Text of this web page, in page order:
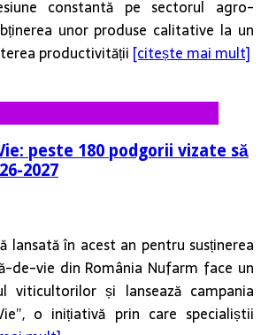
constantă pe sectorul agro-
unor produse calitative la un
productivității [citește mai mult]
peste 180 podgorii vizate să
2027
lansată în acest an pentru susținerea
de-vie din România Nufarm face un
viticultorilor și lansează campania
o inițiativă prin care specialiștii